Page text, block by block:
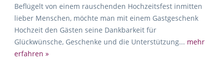
Beflügelt von einem rauschenden Hochzeitsfest inmitten
lieber Menschen, möchte man mit einem Gastgeschenk
Hochzeit den Gästen seine Dankbarkeit für
Glückwünsche, Geschenke und die Unterstützung... mehr
erfahren »